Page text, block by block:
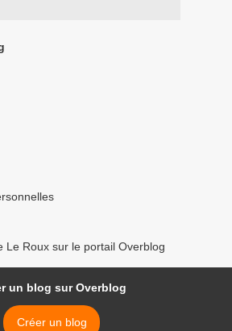
Le Roux sur le portail Overblog
un blog sur Overblog
Créer un blog